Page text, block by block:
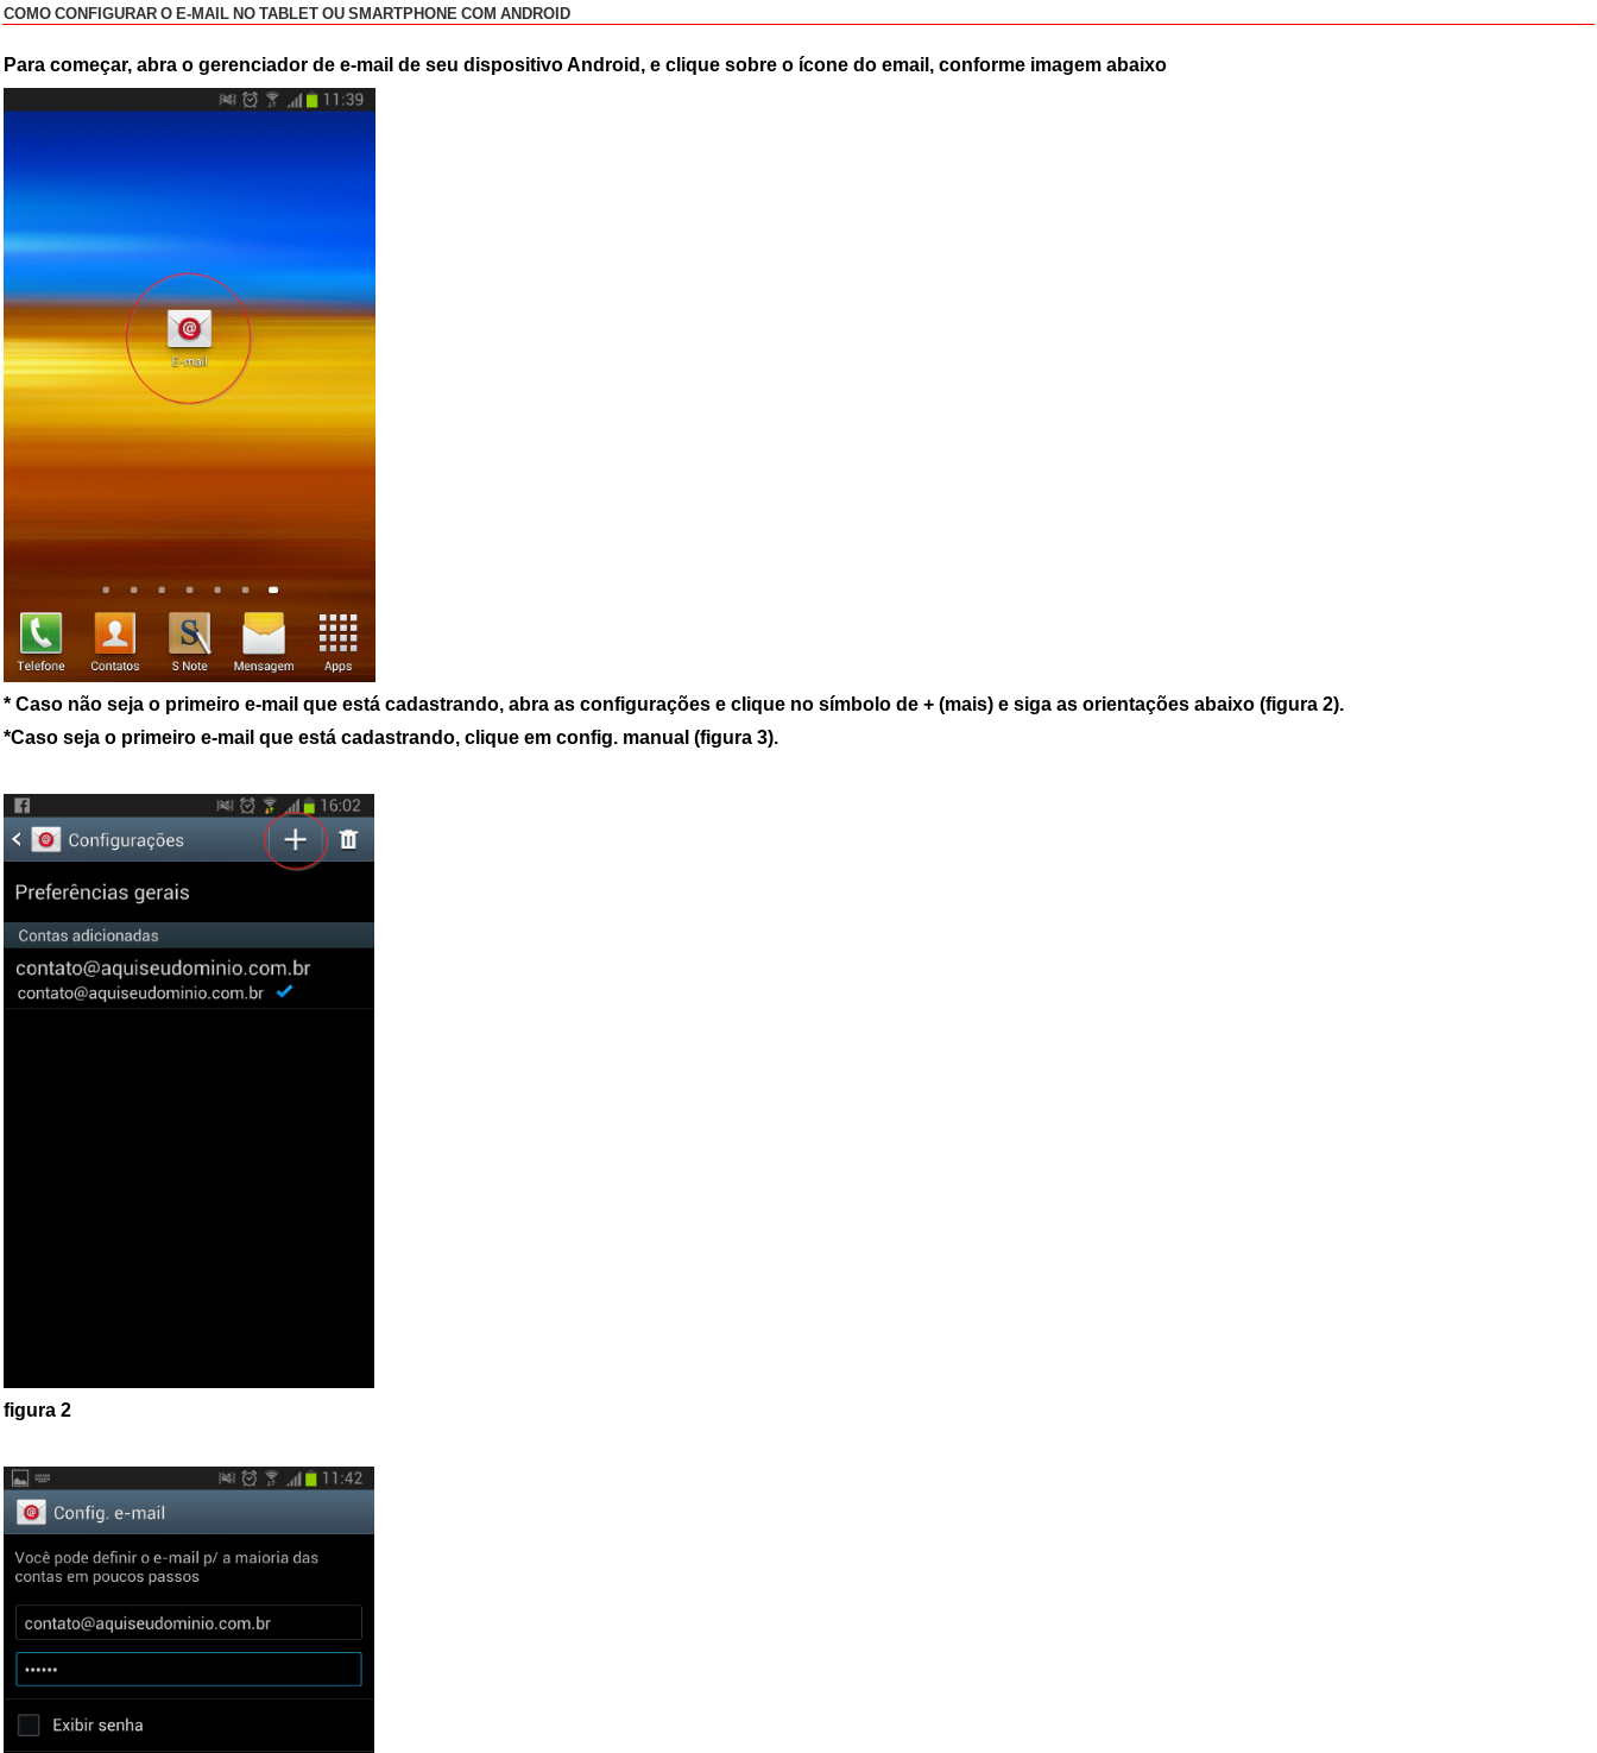
COMO CONFIGURAR O E-MAIL NO TABLET OU SMARTPHONE COM ANDROID
Para começar, abra o gerenciador de e-mail de seu dispositivo Android, e clique sobre o ícone do email, conforme imagem abaixo
* Caso não seja o primeiro e-mail que está cadastrando, abra as configurações e clique no símbolo de + (mais) e siga as orientações abaixo (figura 2).
*Caso seja o primeiro e-mail que está cadastrando, clique em config. manual (figura 3).
figura 2